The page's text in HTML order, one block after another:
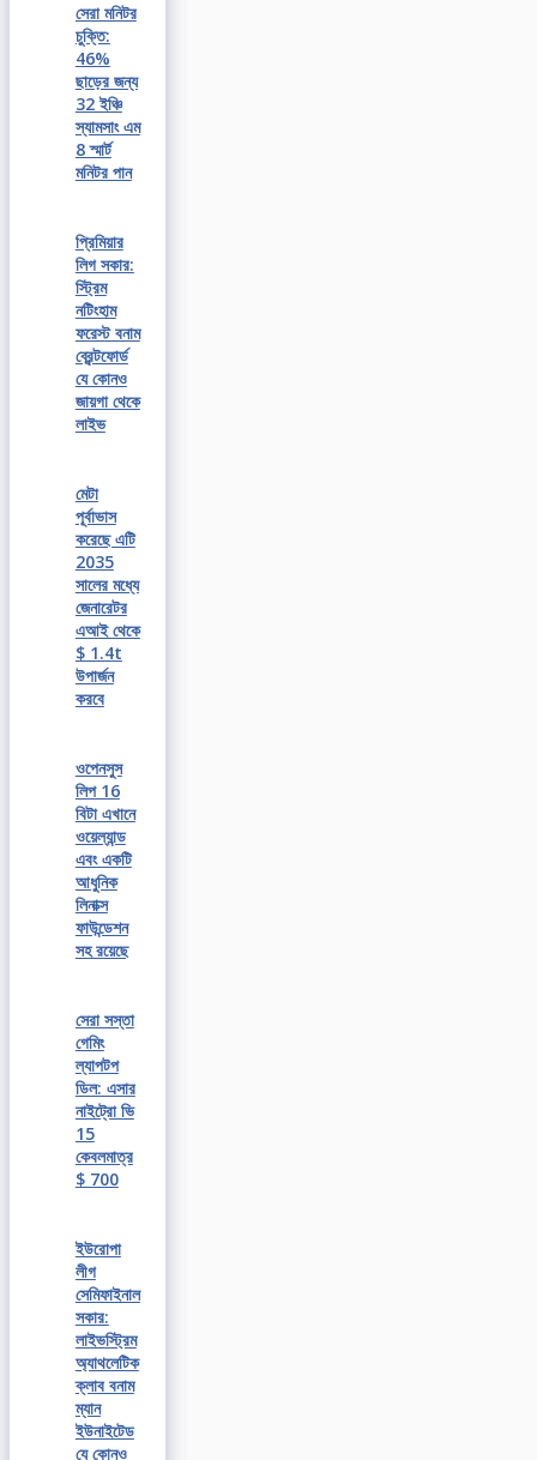
সেরা মনিটর
চুক্তি:
46%
ছাড়ের জন্য
32 ইঞ্চি
স্যামসাং এম
8 স্মার্ট
মনিটর পান
প্রিমিয়ার
লিগ সকার:
স্ট্রিম
নটিংহাম
ফরেস্ট বনাম
ব্রেন্টফোর্ড
যে কোনও
জায়গা থেকে
লাইভ
মেটা
পূর্বাভাস
করেছে এটি
2035
সালের মধ্যে
জেনারেটর
এআই থেকে
$ 1.4t
উপার্জন
করবে
ওপেনসুস
লিপ 16
বিটা এখানে
ওয়েল্যান্ড
এবং একটি
আধুনিক
লিনাক্স
ফাউন্ডেশন
সহ রয়েছে
সেরা সস্তা
গেমিং
ল্যাপটপ
ডিল: এসার
নাইট্রো ভি
15
কেবলমাত্র
$ 700
ইউরোপা
লীগ
সেমিফাইনাল
সকার:
লাইভস্ট্রিম
অ্যাথলেটিক
ক্লাব বনাম
ম্যান
ইউনাইটেড
যে কোনও